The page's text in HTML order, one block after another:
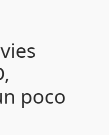
poco